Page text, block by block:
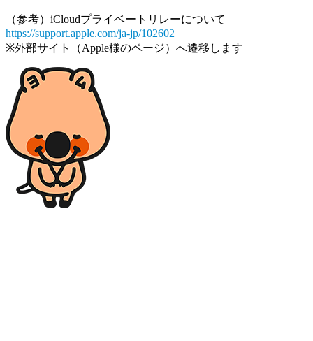
（参考）iCloudプライベートリレーについて
https://support.apple.com/ja-jp/102602
※外部サイト（Apple様のページ）へ遷移します